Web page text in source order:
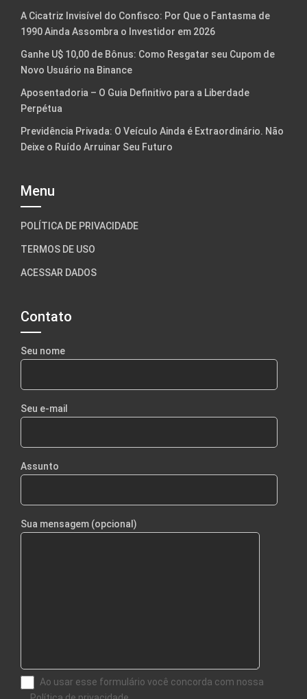
A Cicatriz Invisível do Confisco: Por Que o Fantasma de
1990 Ainda Assombra o Investidor em 2026
Ganhe U$ 10,00 de Bônus: Como Resgatar seu Cupom de
Novo Usuário na Binance
Aposentadoria – O Guia Definitivo para a Liberdade
Perpétua
Previdência Privada: O Veículo Ainda é Extraordinário. Não
Deixe o Ruído Arruinar Seu Futuro
Menu
POLÍTICA DE PRIVACIDADE
TERMOS DE USO
ACESSAR DADOS
Contato
Seu nome
Seu e-mail
Assunto
Sua mensagem (opcional)
Ao usar esse formulário você concorda com nossa